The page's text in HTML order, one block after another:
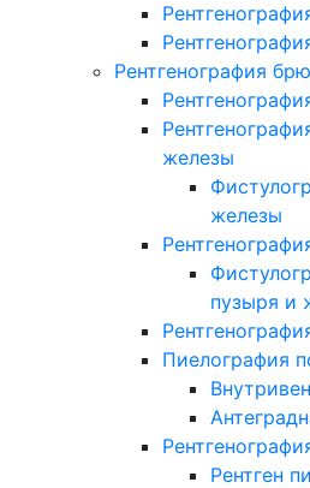
Рентгенография
железы
железы
пузыря и
Пиелография
Рентген